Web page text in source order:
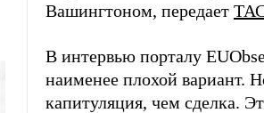
Вашингтоном, передает
В интервью порталу
наименее плохой вариант.
капитуляция, чем сделка.